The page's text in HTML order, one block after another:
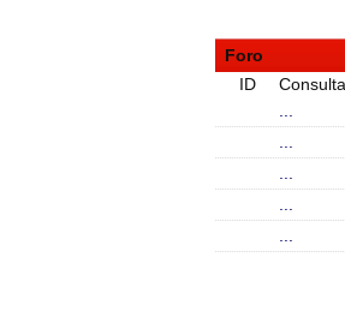
Foro
ID
Consulta